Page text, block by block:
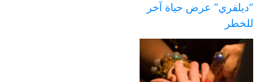
“ديلفري” عرض حياة آخر
للخطر